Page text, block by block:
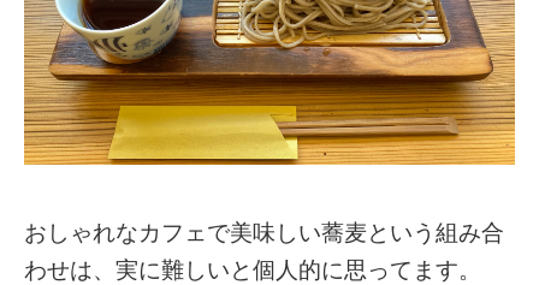
おしゃれなカフェで美味しい蕎麦という組み合
わせは、実に難しいと個人的に思ってます。